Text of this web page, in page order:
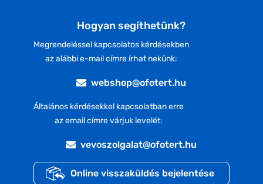
Hogyan segíthetünk?
Megrendeléssel kapcsolatos kérdésekben
az alábbi e-mail címre írhat nekünk:
webshop@ofotert.hu
Általános kérdésekkel kapcsolatban erre
az email címre várjuk levelét:
vevoszolgalat@ofotert.hu
Online visszaküldés bejelentése